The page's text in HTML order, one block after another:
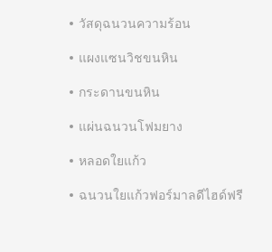
วัสดุฉนวนความร้อน
แผงแซนวิชขนหิน
กระดานขนหิน
แผ่นฉนวนโฟมยาง
หลอดใยแก้ว
ฉนวนใยแก้วฟอร์มาลดีไฮด์ฟรี